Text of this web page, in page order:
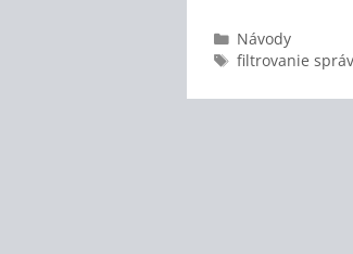
Kategórie
Návody
Značky
filtrovanie správ